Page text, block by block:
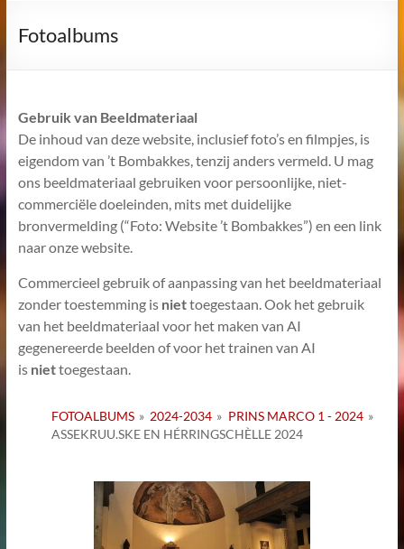
Fotoalbums
Gebruik van Beeldmateriaal
De inhoud van deze website, inclusief foto’s en filmpjes, is
eigendom van ’t Bombakkes, tenzij anders vermeld. U mag
ons beeldmateriaal gebruiken voor persoonlijke, niet-
commerciële doeleinden, mits met duidelijke
bronvermelding (“Foto: Website ’t Bombakkes”) en een link
naar onze website.
Commercieel gebruik of aanpassing van het beeldmateriaal
zonder toestemming is niettoegestaan. Ook het gebruik
van het beeldmateriaal voor het maken van AI
gegenereerde beelden of voor het trainen van AI
is niettoegestaan.
FOTOALBUMS » 2024-2034 » PRINS MARCO 1 - 2024 »
ASSEKRUU.SKE EN HÉRRINGSCHÈLLE 2024